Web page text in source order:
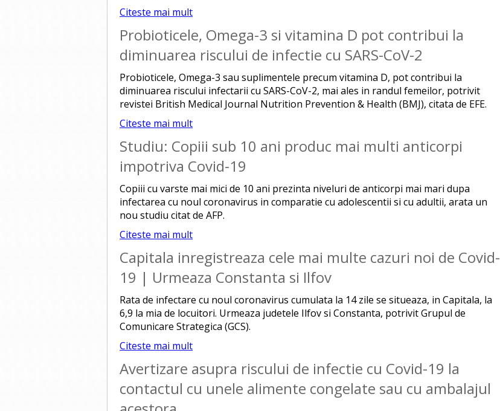
Citeste mai mult
Probioticele, Omega-3 si vitamina D pot contribui la
diminuarea riscului de infectie cu SARS-CoV-2
Probioticele, Omega-3 sau suplimentele precum vitamina D, pot contribui la
diminuarea riscului infectarii cu SARS-CoV-2, mai ales in randul femeilor, potrivit
revistei British Medical Journal Nutrition Prevention & Health (BMJ), citata de EFE.
Citeste mai mult
Studiu: Copiii sub 10 ani produc mai multi anticorpi
impotriva Covid-19
Copiii cu varste mai mici de 10 ani prezinta niveluri de anticorpi mai mari dupa
infectarea cu noul coronavirus in comparatie cu adolescentii si cu adultii, arata un
nou studiu citat de AFP.
Citeste mai mult
Capitala inregistreaza cele mai multe cazuri noi de Covid-
19 | Urmeaza Constanta si Ilfov
Rata de infectare cu noul coronavirus cumulata la 14 zile se situeaza, in Capitala, la
6,9 la mia de locuitori. Urmeaza judetele Ilfov si Constanta, potrivit Grupul de
Comunicare Strategica (GCS).
Citeste mai mult
Avertizare asupra riscului de infectie cu Covid-19 la
contactul cu unele alimente congelate sau cu ambalajul